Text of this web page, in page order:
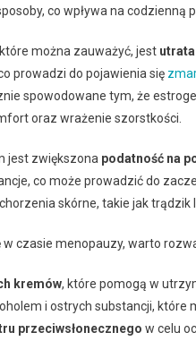
co wpływa na codzienną
można zauważyć, jest
prowadzi do pojawienia się
spowodowane tym, że
oraz wrażenie szorstkości.
jest zwiększona podatność na
co może prowadzić do
skórne, takie jak
czasie menopauzy, warto
kremów, które pomogą w
i ostrych substancji, które
przeciwsłonecznego w celu